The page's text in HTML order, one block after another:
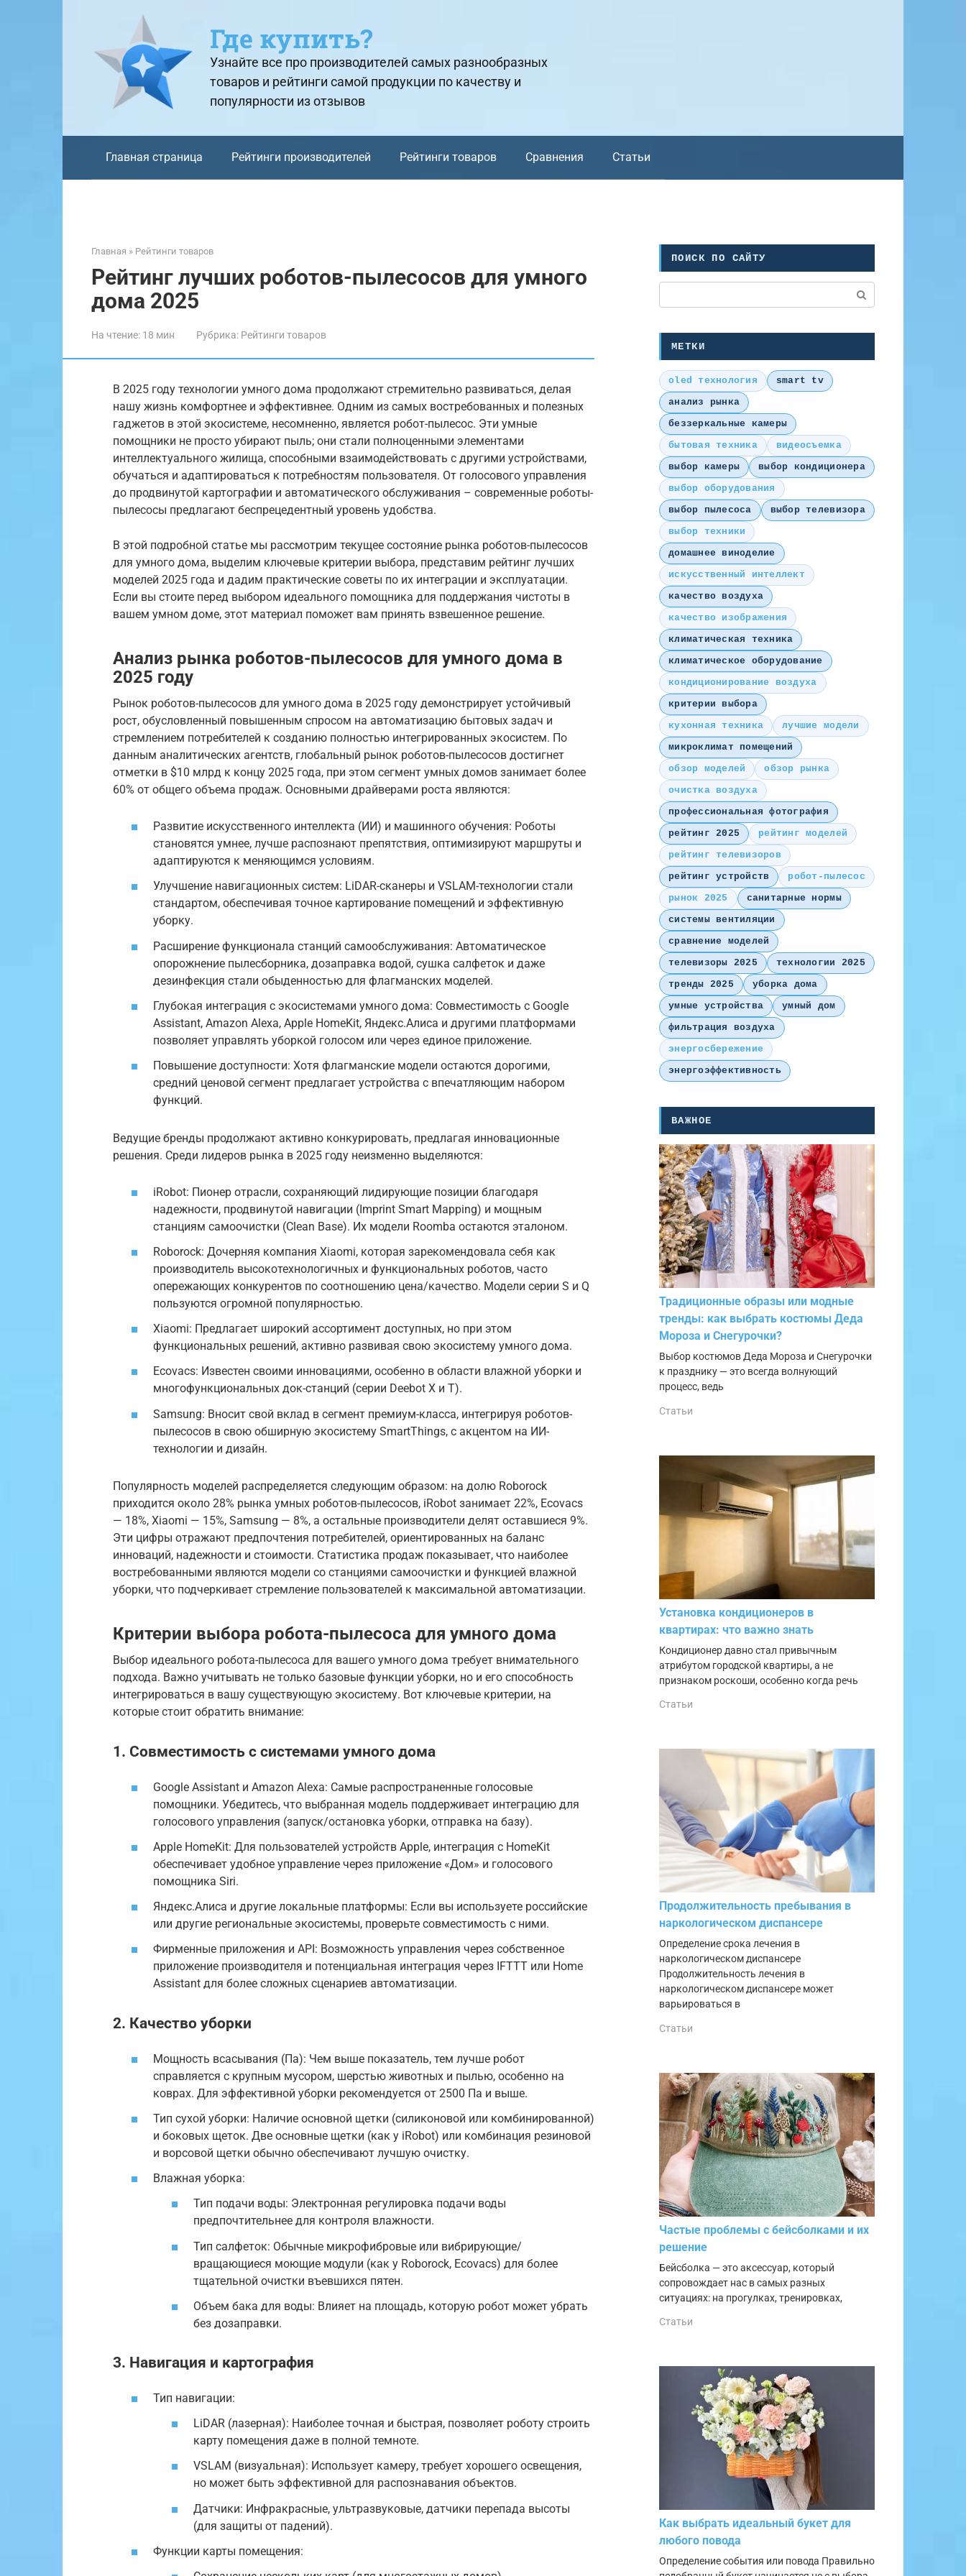
Где купить?
Узнайте все про производителей самых разнообразных
товаров и рейтинги самой продукции по качеству и
популярности из отзывов
Главная страница Рейтинги производителей Рейтинги товаров Сравнения Статьи
Главная » Рейтинги товаров
Рейтинг лучших роботов-пылесосов для умного
дома 2025
На чтение: 18 мин Рубрика: Рейтинги товаров
В 2025 году технологии умного дома продолжают стремительно развиваться, делая
нашу жизнь комфортнее и эффективнее. Одним из самых востребованных и полезных
гаджетов в этой экосистеме, несомненно, является робот-пылесос. Эти умные
помощники не просто убирают пыль; они стали полноценными элементами
интеллектуального жилища, способными взаимодействовать с другими устройствами,
обучаться и адаптироваться к потребностям пользователя. От голосового управления
до продвинутой картографии и автоматического обслуживания – современные роботы-
пылесосы предлагают беспрецедентный уровень удобства.
В этой подробной статье мы рассмотрим текущее состояние рынка роботов-пылесосов
для умного дома, выделим ключевые критерии выбора, представим рейтинг лучших
моделей 2025 года и дадим практические советы по их интеграции и эксплуатации.
Если вы стоите перед выбором идеального помощника для поддержания чистоты в
вашем умном доме, этот материал поможет вам принять взвешенное решение.
Анализ рынка роботов-пылесосов для умного дома в
2025 году
Рынок роботов-пылесосов для умного дома в 2025 году демонстрирует устойчивый
рост, обусловленный повышенным спросом на автоматизацию бытовых задач и
стремлением потребителей к созданию полностью интегрированных экосистем. По
данным аналитических агентств, глобальный рынок роботов-пылесосов достигнет
отметки в $10 млрд к концу 2025 года, при этом сегмент умных домов занимает более
60% от общего объема продаж. Основными драйверами роста являются:
Развитие искусственного интеллекта (ИИ) и машинного обучения: Роботы
становятся умнее, лучше распознают препятствия, оптимизируют маршруты и
адаптируются к меняющимся условиям.
Улучшение навигационных систем: LiDAR-сканеры и VSLAM-технологии стали
стандартом, обеспечивая точное картирование помещений и эффективную
уборку.
Расширение функционала станций самообслуживания: Автоматическое
опорожнение пылесборника, дозаправка водой, сушка салфеток и даже
дезинфекция стали обыденностью для флагманских моделей.
Глубокая интеграция с экосистемами умного дома: Совместимость с Google
Assistant, Amazon Alexa, Apple HomeKit, Яндекс.Алиса и другими платформами
позволяет управлять уборкой голосом или через единое приложение.
Повышение доступности: Хотя флагманские модели остаются дорогими,
средний ценовой сегмент предлагает устройства с впечатляющим набором
функций.
Ведущие бренды продолжают активно конкурировать, предлагая инновационные
решения. Среди лидеров рынка в 2025 году неизменно выделяются:
iRobot: Пионер отрасли, сохраняющий лидирующие позиции благодаря
надежности, продвинутой навигации (Imprint Smart Mapping) и мощным
станциям самоочистки (Clean Base). Их модели Roomba остаются эталоном.
Roborock: Дочерняя компания Xiaomi, которая зарекомендовала себя как
производитель высокотехнологичных и функциональных роботов, часто
опережающих конкурентов по соотношению цена/качество. Модели серии S и Q
пользуются огромной популярностью.
Xiaomi: Предлагает широкий ассортимент доступных, но при этом
функциональных решений, активно развивая свою экосистему умного дома.
Ecovacs: Известен своими инновациями, особенно в области влажной уборки и
многофункциональных док-станций (серии Deebot X и T).
Samsung: Вносит свой вклад в сегмент премиум-класса, интегрируя роботов-
пылесосов в свою обширную экосистему SmartThings, с акцентом на ИИ-
технологии и дизайн.
Популярность моделей распределяется следующим образом: на долю Roborock
приходится около 28% рынка умных роботов-пылесосов, iRobot занимает 22%, Ecovacs
— 18%, Xiaomi — 15%, Samsung — 8%, а остальные производители делят оставшиеся 9%.
Эти цифры отражают предпочтения потребителей, ориентированных на баланс
инноваций, надежности и стоимости. Статистика продаж показывает, что наиболее
востребованными являются модели со станциями самоочистки и функцией влажной
уборки, что подчеркивает стремление пользователей к максимальной автоматизации.
Критерии выбора робота-пылесоса для умного дома
Выбор идеального робота-пылесоса для вашего умного дома требует внимательного
подхода. Важно учитывать не только базовые функции уборки, но и его способность
интегрироваться в вашу существующую экосистему. Вот ключевые критерии, на
которые стоит обратить внимание:
1. Совместимость с системами умного дома
Google Assistant и Amazon Alexa: Самые распространенные голосовые
помощники. Убедитесь, что выбранная модель поддерживает интеграцию для
голосового управления (запуск/остановка уборки, отправка на базу).
Apple HomeKit: Для пользователей устройств Apple, интеграция с HomeKit
обеспечивает удобное управление через приложение «Дом» и голосового
помощника Siri.
Яндекс.Алиса и другие локальные платформы: Если вы используете российские
или другие региональные экосистемы, проверьте совместимость с ними.
Фирменные приложения и API: Возможность управления через собственное
приложение производителя и потенциальная интеграция через IFTTT или Home
Assistant для более сложных сценариев автоматизации.
2. Качество уборки
Мощность всасывания (Па): Чем выше показатель, тем лучше робот
справляется с крупным мусором, шерстью животных и пылью, особенно на
коврах. Для эффективной уборки рекомендуется от 2500 Па и выше.
Тип сухой уборки: Наличие основной щетки (силиконовой или комбинированной)
и боковых щеток. Две основные щетки (как у iRobot) или комбинация резиновой
и ворсовой щетки обычно обеспечивают лучшую очистку.
Влажная уборка:
Тип подачи воды: Электронная регулировка подачи воды
предпочтительнее для контроля влажности.
Тип салфеток: Обычные микрофибровые или вибрирующие/
вращающиеся моющие модули (как у Roborock, Ecovacs) для более
тщательной очистки въевшихся пятен.
Объем бака для воды: Влияет на площадь, которую робот может убрать
без дозаправки.
3. Навигация и картография
Тип навигации:
LiDAR (лазерная): Наиболее точная и быстрая, позволяет роботу строить
карту помещения даже в полной темноте.
VSLAM (визуальная): Использует камеру, требует хорошего освещения,
но может быть эффективной для распознавания объектов.
Датчики: Инфракрасные, ультразвуковые, датчики перепада высоты
(для защиты от падений).
Функции карты помещения:
ПОИСК ПО САЙТУ
МЕТКИ
oled технология
smart tv
анализ рынка
беззеркальные камеры
бытовая техника
видеосъемка
выбор камеры
выбор кондиционера
выбор оборудования
выбор пылесоса
выбор телевизора
выбор техники
домашнее виноделие
искусственный интеллект
качество воздуха
качество изображения
климатическая техника
климатическое оборудование
кондиционирование воздуха
критерии выбора
кухонная техника
лучшие модели
микроклимат помещений
обзор моделей
обзор рынка
очистка воздуха
профессиональная фотография
рейтинг 2025
рейтинг моделей
рейтинг телевизоров
рейтинг устройств
робот-пылесос
рынок 2025
санитарные нормы
системы вентиляции
сравнение моделей
телевизоры 2025
технологии 2025
тренды 2025
уборка дома
умные устройства
умный дом
фильтрация воздуха
энергосбережение
энергоэффективность
ВАЖНОЕ
Традиционные образы или модные
тренды: как выбрать костюмы Деда
Мороза и Снегурочки?
Выбор костюмов Деда Мороза и Снегурочки
к празднику — это всегда волнующий
процесс, ведь
Статьи
Установка кондиционеров в
квартирах: что важно знать
Кондиционер давно стал привычным
атрибутом городской квартиры, а не
признаком роскоши, особенно когда речь
Статьи
Продолжительность пребывания в
наркологическом диспансере
Определение срока лечения в
наркологическом диспансере
Продолжительность лечения в
наркологическом диспансере может
варьироваться в
Статьи
Частые проблемы с бейсболками и их
решение
Бейсболка — это аксессуар, который
сопровождает нас в самых разных
ситуациях: на прогулках, тренировках,
Статьи
Как выбрать идеальный букет для
любого повода
Определение события или повода Правильно